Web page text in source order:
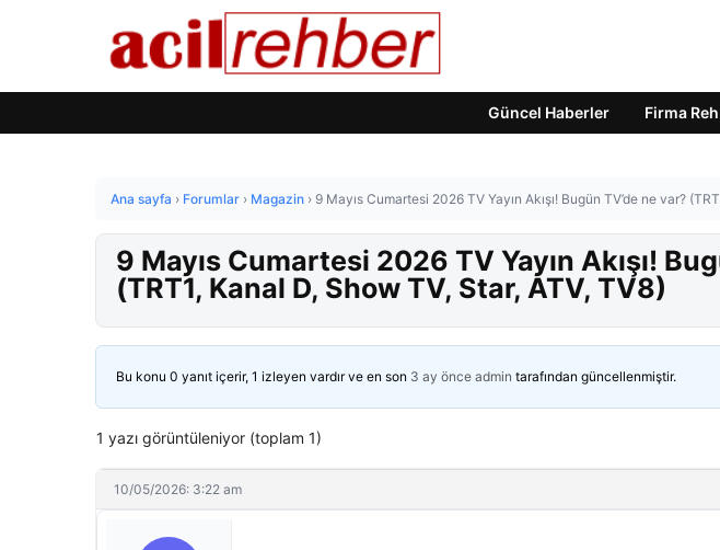
Güncel Haberler Firma
Ana sayfa › Forumlar › Magazin › 9 Mayıs Cumartesi 2026 TV Yayın Akışı! Bugün TV’de ne var?
9 Mayıs Cumartesi 2026 TV Yayın Akışı!
(TRT1, Kanal D, Show TV, Star, ATV, TV8)
Bu konu 0 yanıt içerir, 1 izleyen vardır ve en son 3 ay önce admin tarafından güncellenmiştir.
1 yazı görüntüleniyor (toplam 1)
10/05/2026: 3:22 am